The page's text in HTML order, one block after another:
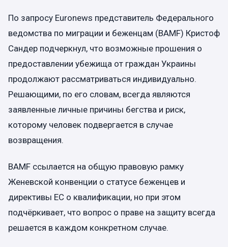
По запросу Euronews представитель Федерального
ведомства по миграции и беженцам (BAMF) Кристоф
Сандер подчеркнул, что возможные прошения о
предоставлении убежища от граждан Украины
продолжают рассматриваться индивидуально.
Решающими, по его словам, всегда являются
заявленные личные причины бегства и риск,
которому человек подвергается в случае
возвращения.
BAMF ссылается на общую правовую рамку
Женевской конвенции о статусе беженцев и
директивы ЕС о квалификации, но при этом
подчёркивает, что вопрос о праве на защиту всегда
решается в каждом конкретном случае.